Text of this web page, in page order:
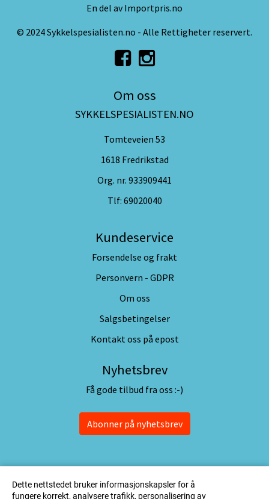
En del av Importpris.no
© 2024 Sykkelspesialisten.no - Alle Rettigheter reservert.
Om oss
SYKKELSPESIALISTEN.NO
Tomteveien 53
1618 Fredrikstad
Org. nr. 933909441
Tlf: 69020040
Kundeservice
Forsendelse og frakt
Personvern - GDPR
Om oss
Salgsbetingelser
Kontakt oss på epost
Nyhetsbrev
Få gode tilbud fra oss :-)
Abonner på nyhetsbrev
Dette nettstedet bruker informasjonskapsler for å
fungere korrekt, analysere trafikk, personalisering av